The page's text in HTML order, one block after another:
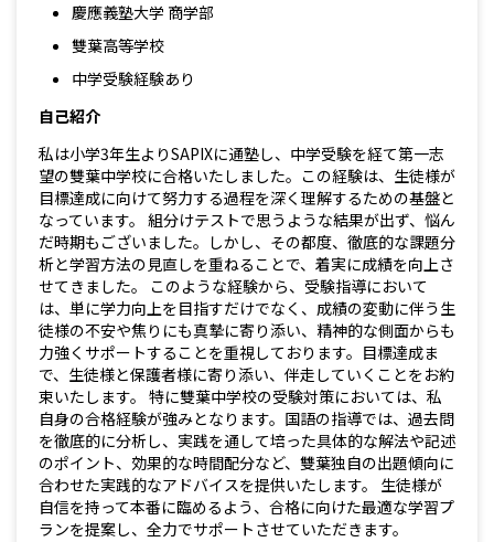
慶應義塾大学 商学部
雙葉高等学校
中学受験経験あり
自己紹介
私は小学3年生よりSAPIXに通塾し、中学受験を経て第一志
望の雙葉中学校に合格いたしました。この経験は、生徒様が
目標達成に向けて努力する過程を深く理解するための基盤と
なっています。 組分けテストで思うような結果が出ず、悩ん
だ時期もございました。しかし、その都度、徹底的な課題分
析と学習方法の見直しを重ねることで、着実に成績を向上さ
せてきました。 このような経験から、受験指導において
は、単に学力向上を目指すだけでなく、成績の変動に伴う生
徒様の不安や焦りにも真摯に寄り添い、精神的な側面からも
力強くサポートすることを重視しております。目標達成ま
で、生徒様と保護者様に寄り添い、伴走していくことをお約
束いたします。 特に雙葉中学校の受験対策においては、私
自身の合格経験が強みとなります。国語の指導では、過去問
を徹底的に分析し、実践を通して培った具体的な解法や記述
のポイント、効果的な時間配分など、雙葉独自の出題傾向に
合わせた実践的なアドバイスを提供いたします。 生徒様が
自信を持って本番に臨めるよう、合格に向けた最適な学習プ
ランを提案し、全力でサポートさせていただきます。